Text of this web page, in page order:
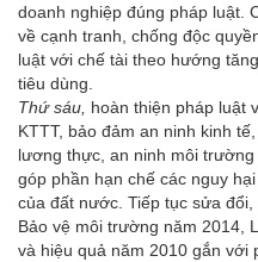
doanh nghiệp đúng pháp luật.
về cạnh tranh, chống độc
luật với chế tài theo hướng
tiêu dùng.
Thứ sáu, hoàn thiện pháp luật
KTTT, bảo đảm an ninh kinh
lương thực, an ninh môi trường
góp phần hạn chế các nguy
của đất nước. Tiếp tục sửa
Bảo vệ môi trường năm 2014,
và hiệu quả năm 2010 gắn với